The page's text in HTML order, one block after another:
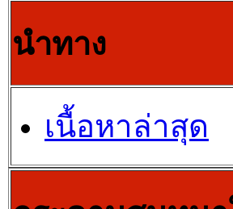
นำทาง
เนื้อหาล่าสุด